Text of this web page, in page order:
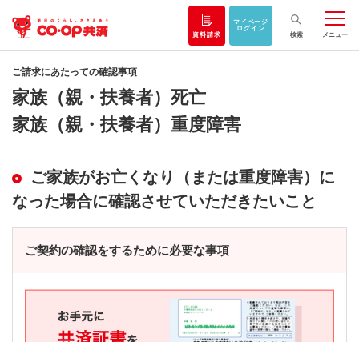
資料請求
マイページ
ログイン
検索
メニュー
ご請求にあたっての確認事項
家族（親・扶養者）死亡
家族（親・扶養者）重度障害
ご家族がお亡くなり（または重度障害）に
なった場合に確認させていただきたいこと
ご契約の確認をするために必要な事項